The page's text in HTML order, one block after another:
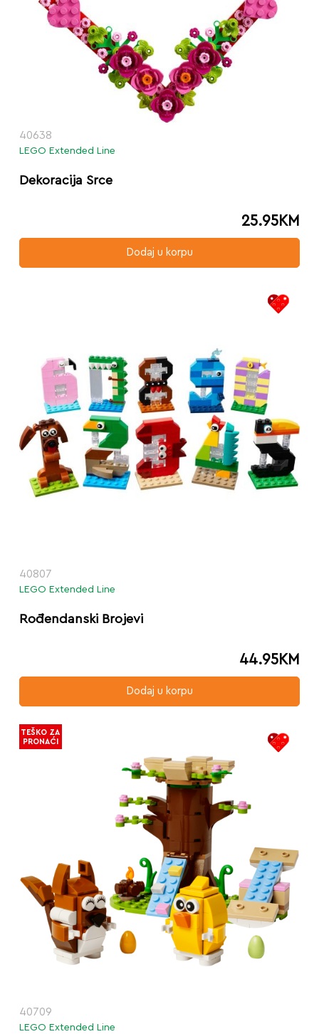
40638
LEGO Extended Line
Dekoracija Srce
25.95KM
Dodaj u korpu
40807
LEGO Extended Line
Rođendanski Brojevi
44.95KM
Dodaj u korpu
40709
LEGO Extended Line
TEŠKO ZA
PRONAĆI